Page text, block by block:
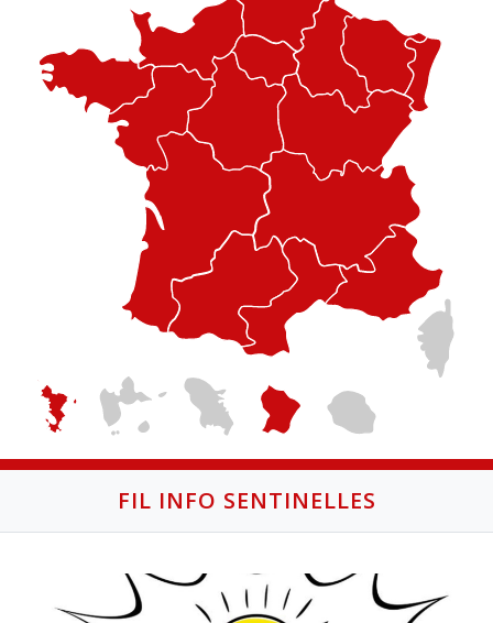
FIL INFO SENTINELLES